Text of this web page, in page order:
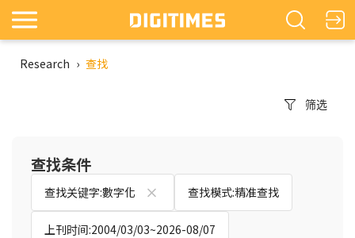
Research › 查找
筛选
查找条件
查找关键字:數字化 查找模式:精准查找
上刊时间:2004/03/03~2026-08/07